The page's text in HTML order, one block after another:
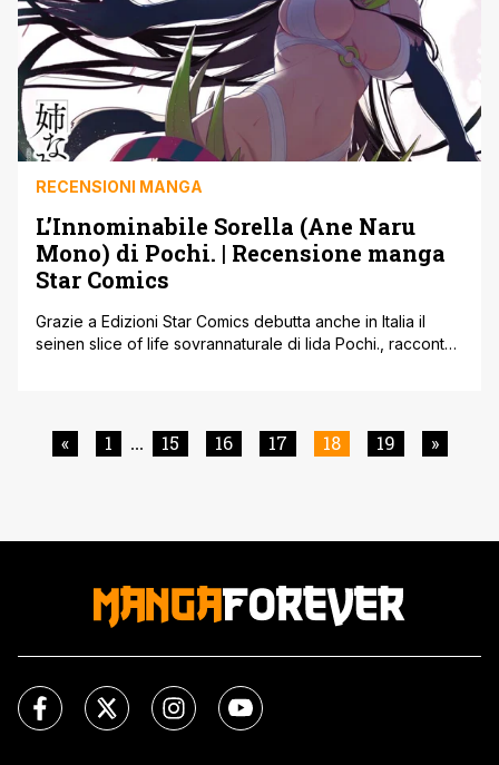
RECENSIONI MANGA
L’Innominabile Sorella (Ane Naru
Mono) di Pochi. | Recensione manga
Star Comics
Grazie a Edizioni Star Comics debutta anche in Italia il
seinen slice of life sovrannaturale di Iida Pochi., racconto
diventare la sua sorellona. Il 27 Marzo 2019 Edizioni Star
Comics ha pubblicato il [']
« 1 ... 15 16 17 18 19 »